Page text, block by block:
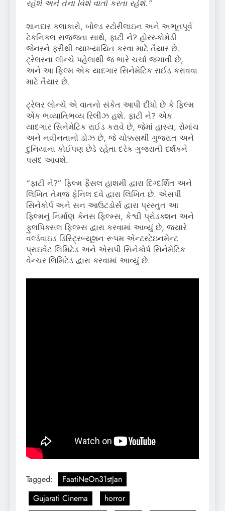
રહેશે અને તેના વિશે વાતો કરતા રહેશે.”
શાનદાર કલાકારો, બોલ્ડ સ્ટોરીલાઇન અને અભૂતપૂર્વ
ટેકનિકલ સજ્જતા સાથે, ફાટી ને? હોરર-કોમેડી
જેનરને ફરીથી વ્યાખ્યાયિત કરવા માટે તૈયાર છે.
ટ્રેલરના લૉન્ચે પહેલાથી જ ભારે ચર્ચા જગાવી છે,
અને આ ફિલ્મ એક યાદગાર સિનેમેટિક રાઈડ કરાવવા
માટે તૈયાર છે.
ટ્રેલર લોન્ચે એ વાતનો સંકેત આપી દીધો છે કે ફિલ્મ
એક ભવ્યાતિભવ્ય રિલીઝ હશે. ફાટી ને? એક
યાદગાર સિનેમેટિક રાઈડ કરાવે છે, જેમાં હાસ્ય, રોમાંચ
અને નવીનતાનો ડોઝ છે, જે ચોક્કસથી ગુજરાત અને
દુનિયાના કોઈપણ છેડે રહેતા દરેક ગુજરાતી દર્શકને
પસંદ આવશે.
“ફાટી ને?” ફિલ્મ ફૈસલ હાશમી દ્વારા દિગ્દર્શિત અને
લિખિત તેમજ ફેનિલ દવે દ્વારા લિખિત છે. એસપી
સિનેકોર્પ અને સન આઉટડોર્સ દ્વારા પ્રસ્તુત આ
ફિલ્મનું નિર્માણ કેનસ ફિલ્મ્સ, કેશ્વી પ્રોડક્શન અને
ફુલપિક્સલ ફિલ્મ્સ દ્વારા કરવામાં આવ્યું છે, જ્યારે
વર્લ્ડવાઇડ ડિસ્ટ્રિબ્યૂશન રૂપમ એન્ટરટેઇનમેન્ટ
પ્રાઇવેટ લિમિટેડ અને એસપી સિનેકોર્પ સિનેમેટિક
વેન્ચર લિમિટેડ દ્વારા કરવામાં આવ્યું છે.
Tagged:
FaatiNeOn31stJan
Gujarati Cinema
horror